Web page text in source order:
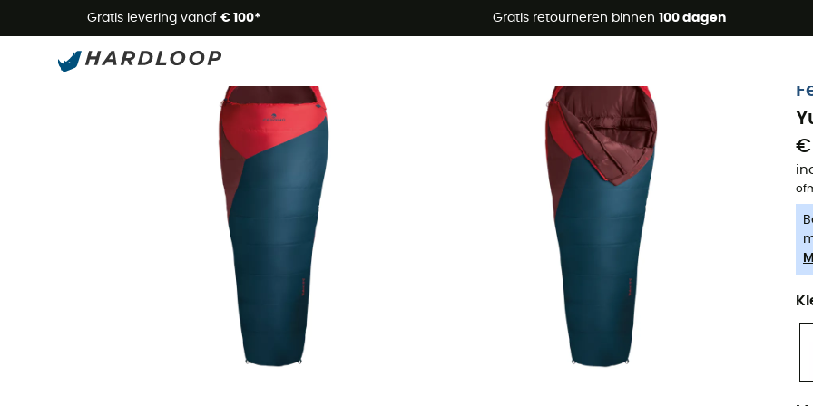
Gratis levering vanaf € 100* Gratis retourneren binnen 100 dagen
Zomeraanbiedingen 🔥 -5% EXTRA vanaf 2 producten* met code
€
of